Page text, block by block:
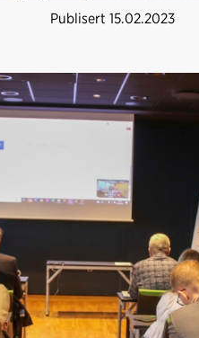
Publisert 15.02.2023